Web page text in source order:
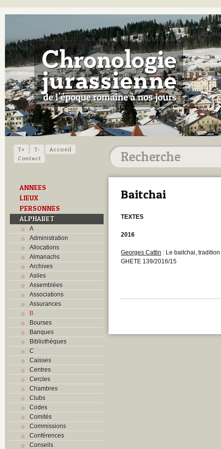
T+ T-
Accueil
Contact
ANNEES
LIEUX
PERSONNES
ALPHABET
A
Administration
Allocations
Almanachs
Archives
Asiles
Assemblées
Associations
Assurances
B
Bourses
Banques
Bibliothèques
C
Caisses
Centres
Cercles
Chambres
Clubs
Codes
Comités
Commissions
Conférences
Conseils
Baitchai
TEXTES
2016
Georges Cattin : Le baitchai,
GHETE 139/2016/15